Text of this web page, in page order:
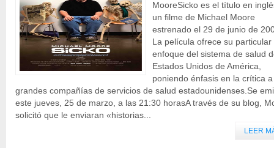
MooreSicko es el título en
un filme de Michael Moore
estrenado el 29 de junio de
La película ofrece su particular
enfoque del sistema de salud
Estados Unidos de América,
poniendo énfasis en la crítica
grandes compañías de servicios de salud estadounidenses.Se
este jueves, 25 de marzo, a las 21:30 horasA través de su blog,
solicitó que le enviaran «historias...
LEER